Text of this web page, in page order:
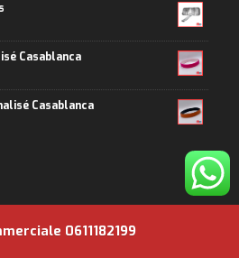
Casablanca
Casablanca
0611182199